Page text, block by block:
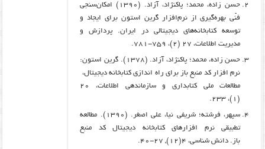
حسن زاده، محمد؛ پاکنژاد، آزاد. (۱۳۹۰) امکان‌سنجی
فنّی بهره‌گیری از نرم‌افزار گرین ‌استون برای ایجاد و
توسعه‌ کتابخانه‌های دیجیتالی در ایران. پردازش و
مدیریت اطلاعات، ۲۷ (۲)، ۷۵۹-۷۸۱.
حسن زاده، محمد؛ پاکنژاد، آزاد. (۱۳۷۸). گرین استون:
نرم افزار کد منبع باز برای راه اندازی کتابخانه دیجیتال،
مطالعات ملی کتابداری و سازماندهی اطلاعات، ۲۰
(۱)، ۲۳۳.
سپهر، فرشته؛ شریفی نیا، علی اصغر. (۱۳۹۰). مطالعه
تطبیقی نرم افزارهای کتابخانه دیجیتال کد منبع
باز. دانش شناسی، ۴(۱۲), ۲۷-۴۰.